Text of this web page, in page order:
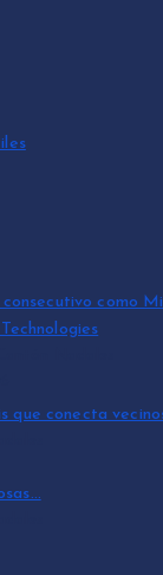
consecutivo como
que conecta